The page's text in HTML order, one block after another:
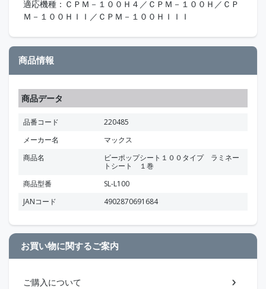
適応機種：ＣＰＭ－１００Ｈ４／ＣＰＭ－１００Ｈ／ＣＰ
Ｍ－１００ＨＩＩ／ＣＰＭ－１００ＨＩＩＩ
商品情報
商品データ
品番コード
220485
メーカー名
マックス
商品名
ビーポップシート１００タイプ ラミネー
トシート １巻
商品型番
SL-L100
JANコード
4902870691684
お買い物に関するご案内
ご購入について